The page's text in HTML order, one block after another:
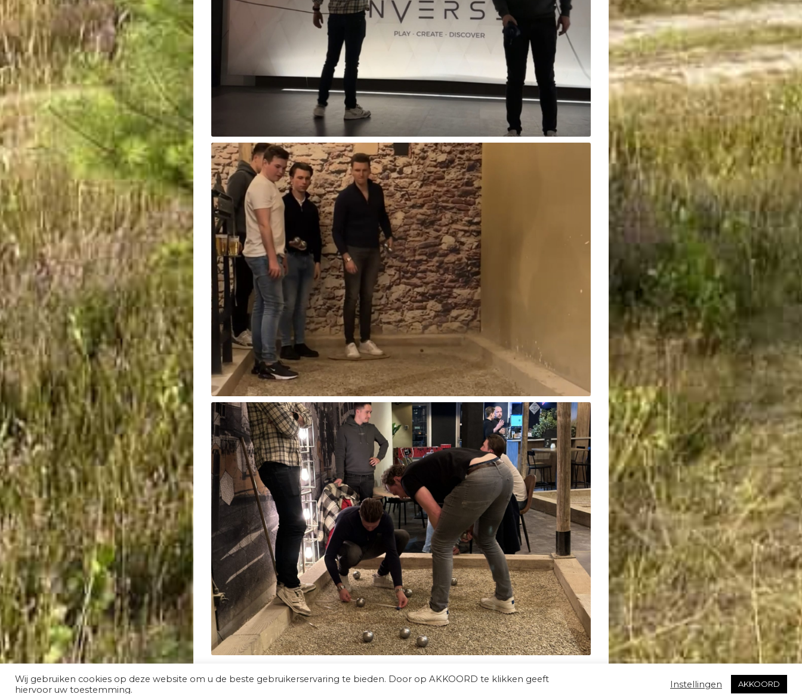
Wij gebruiken cookies op deze website om u de beste gebruikerservaring te bieden. Door op AKKOORD te klikken geeft
hiervoor uw toestemming.
Instellingen AKKOORD